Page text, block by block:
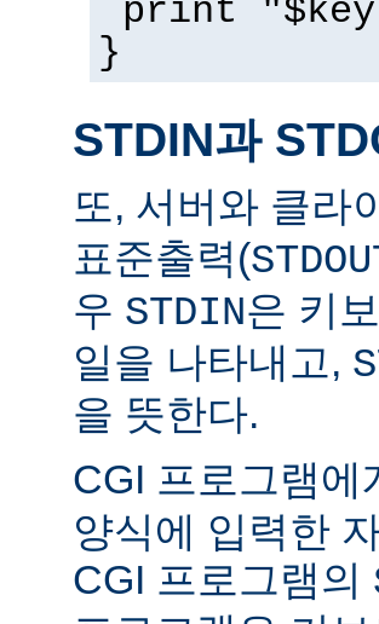
print "$key
}
STDIN과
또, 서버와 클라
표준출력(
우 STDIN은 키
일을 나타내고,
을 뜻한다.
CGI 프로그램
양식에 입력한
CGI 프로그램의